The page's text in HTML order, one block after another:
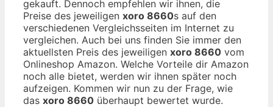
gekauft. Dennoch empfehlen wir ihnen, die
Preise des jeweiligen xoro 8660s auf den
verschiedenen Vergleichsseiten im Internet zu
vergleichen. Auch bei uns finden Sie immer den
aktuellsten Preis des jeweiligen xoro 8660 vom
Onlineshop Amazon. Welche Vorteile dir Amazon
noch alle bietet, werden wir ihnen später noch
aufzeigen. Kommen wir nun zu der Frage, wie
das xoro 8660 überhaupt bewertet wurde.